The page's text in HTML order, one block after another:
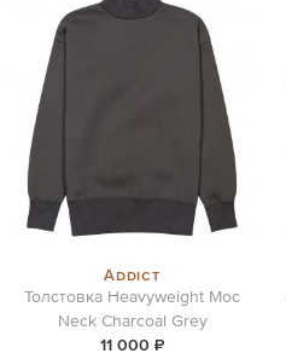
Addict
Толстовка Heavyweight Moc
Neck Charcoal Grey
11 000 ₽